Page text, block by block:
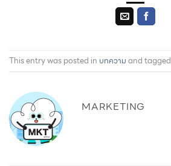
This entry was posted in บทความand tagged
MARKETING